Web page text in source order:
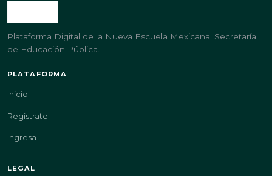
Plataforma Digital de la Nueva Escuela Mexicana. Secretaría
de Educación Pública.
PLATAFORMA
Inicio
Regístrate
Ingresa
LEGAL